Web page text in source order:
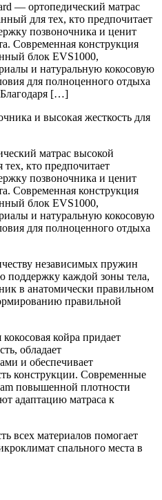
— ортопедический матрас
для тех, кто предпочитает
позвоночника и ценит
Современная конструкция
блок EVS1000,
и натуральную кокосовую
для полноценного отдыха
Благодаря […]
и высокая жесткость для
матрас высокой
тех, кто предпочитает
позвоночника и ценит
Современная конструкция
блок EVS1000,
и натуральную кокосовую
для полноценного отдыха
независимых пружин
поддержку каждой зоны тела,
в анатомически правильном
правильной
койра придает
обладает
и обеспечивает
конструкции. Современные
повышенной плотности
адаптацию матраса к
всех материалов помогает
спального места в